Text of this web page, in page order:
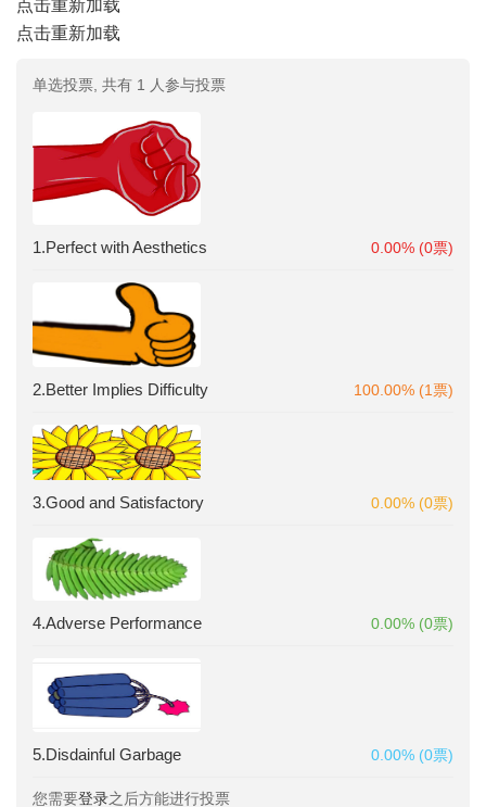
点击重新加载
点击重新加载
单选投票, 共有 1 人参与投票
1.Perfect with Aesthetics 0.00% (0票)
2.Better Implies Difficulty 100.00% (1票)
3.Good and Satisfactory 0.00% (0票)
4.Adverse Performance 0.00% (0票)
5.Disdainful Garbage 0.00% (0票)
您需要登录之后方能进行投票